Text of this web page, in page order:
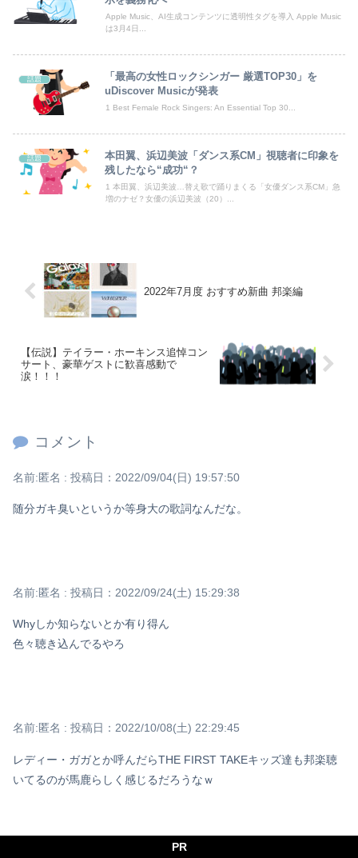
海外「日本は戦勝国なんだよ」 戦後の日本人の特別な生き様に各国から称賛の声
夏の風物詩が喰い物に…隅田川花火大会で暗躍した中国人「場所取り転売ヤー」の高笑い
【滋賀】「琵琶湖三市同時花火」開催中止を発表 今後の対応は「法的専門家への相談を行いながら」3市が関与否定
米上院が対ロ制裁法案を可決、ロシア産原油・天然ガス輸入上位国に最大100％関税…日本は除外の可能性！
Apple Music、AI生成コンテンツに透明性タグを導入 Apple Music
は3月4日...
話題
「最高の女性ロックシンガー 厳選TOP30」を
uDiscover Musicが発表
1 Best Female Rock Singers: An Essential Top 30...
話題
本田翼、浜辺美波「ダンス系CM」視聴者に印象を
残したなら“成功“？
1 本田翼、浜辺美波…替え歌で踊りまくる「女優ダンス系CM」急
増のナゼ？女優の浜辺美波（20）...
2022年7月度 おすすめ新曲 邦楽編
【伝説】テイラー・ホーキンス追悼コン
サート、豪華ゲストに歓喜感動で
涙！！！
コメント
名前:匿名 : 投稿日：2022/09/04(日) 19:57:50
随分ガキ臭いというか等身大の歌詞なんだな。
名前:匿名 : 投稿日：2022/09/24(土) 15:29:38
Whyしか知らないとか有り得ん
色々聴き込んでるやろ
名前:匿名 : 投稿日：2022/10/08(土) 22:29:45
レディー・ガガとか呼んだらTHE FIRST TAKEキッズ達も邦楽聴
いてるのが馬鹿らしく感じるだろうなｗ
PR